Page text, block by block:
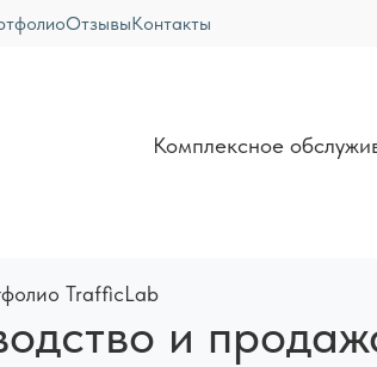
ОтзывыКонтакты
Комплексное
TrafficLab
и